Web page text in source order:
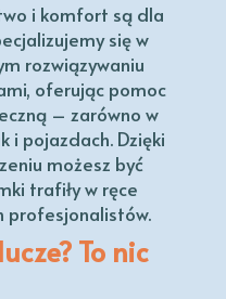
i komfort są dla
się w
rozwiązywaniu
oferując pomoc
– zarówno w
i pojazdach. Dzięki
możesz być
trafiły w ręce
profesjonalistów.
To nic